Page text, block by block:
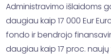
Administravimo išlaidoms
daugiau kaip 17 000 Eur
fondo ir bendrojo
daugiau kaip 17 proc.